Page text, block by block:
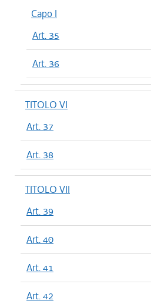
Capo I
Art. 35
Art. 36
TITOLO VI
Art. 37
Art. 38
TITOLO VII
Art. 39
Art. 40
Art. 41
Art. 42